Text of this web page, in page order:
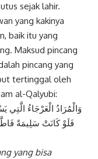
sejak lahir.
yang kakinya
baik itu yang
Maksud pincang
pincang yang
tertinggal oleh
al-Qalyubi:
وَالْمُرَادُ الْعَرْجَاءُ الَّتِي
فَلَوْ كَانَتْ سَلِيمَةً
yang bisa